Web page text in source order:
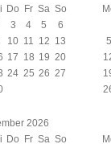
Do Fr Sa So
3 4 5
6
10 11 12 13
17 18 19 20
24 25 26 27
5
2026
Do Fr Sa So